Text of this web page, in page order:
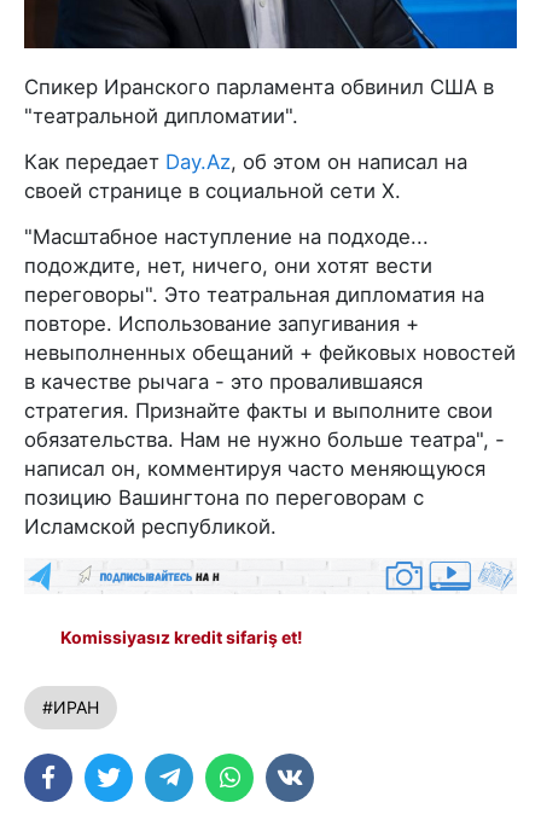
Спикер Иранского парламента обвинил США в
"театральной дипломатии".
Как передает Day.Az, об этом он написал на
своей странице в социальной сети X.
"Масштабное наступление на подходе...
подождите, нет, ничего, они хотят вести
переговоры". Это театральная дипломатия на
повторе. Использование запугивания +
невыполненных обещаний + фейковых новостей
в качестве рычага - это провалившаяся
стратегия. Признайте факты и выполните свои
обязательства. Нам не нужно больше театра", -
написал он, комментируя часто меняющуюся
позицию Вашингтона по переговорам с
Исламской республикой.
Komissiyasız kredit sifariş et!
#ИРАН